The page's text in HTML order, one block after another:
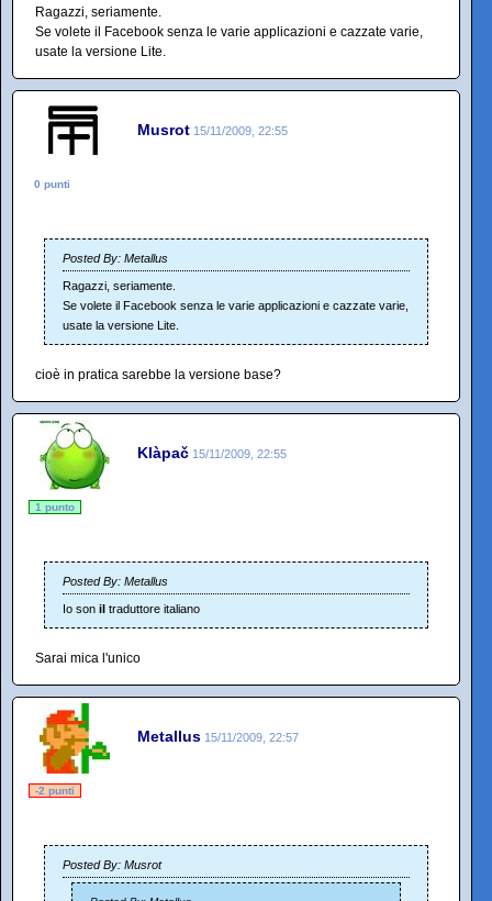
Ragazzi, seriamente.
Se volete il Facebook senza le varie applicazioni e cazzate varie,
usate la versione Lite.
Musrot 15/11/2009, 22:55
0 punti
Posted By: Metallus
Ragazzi, seriamente.
Se volete il Facebook senza le varie applicazioni e cazzate varie,
usate la versione Lite.
cioè in pratica sarebbe la versione base?
Klàpač 15/11/2009, 22:55
1 punto
Posted By: Metallus
Io son il traduttore italiano
Sarai mica l'unico
Metallus 15/11/2009, 22:57
-2 punti
Posted By: Musrot